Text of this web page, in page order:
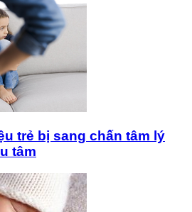
trẻ bị sang chấn tâm lý
tâm